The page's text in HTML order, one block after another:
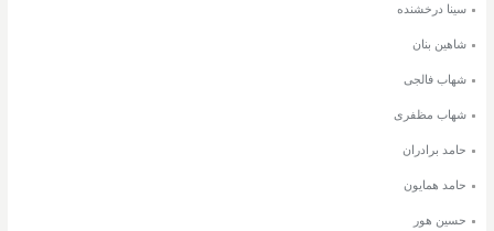
سینا درخشنده
شاهین بنان
شهاب فالجی
شهاب مظفری
حامد برادران
حامد همایون
حسین هور